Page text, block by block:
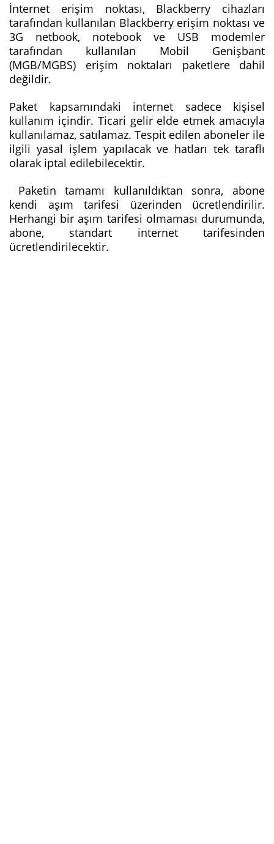
İnternet erişim noktası, Blackberry cihazları
tarafından kullanılan Blackberry erişim noktası ve
3G netbook, notebook ve USB modemler
tarafından kullanılan Mobil Genişbant
(MGB/MGBS) erişim noktaları paketlere dahil
değildir.
Paket kapsamındaki internet sadece kişisel
kullanım içindir. Ticari gelir elde etmek amacıyla
kullanılamaz, satılamaz. Tespit edilen aboneler ile
ilgili yasal işlem yapılacak ve hatları tek taraflı
olarak iptal edilebilecektir.
Paketin tamamı kullanıldıktan sonra, abone
kendi aşım tarifesi üzerinden ücretlendirilir.
Herhangi bir aşım tarifesi olmaması durumunda,
abone, standart internet tarifesinden
ücretlendirilecektir.